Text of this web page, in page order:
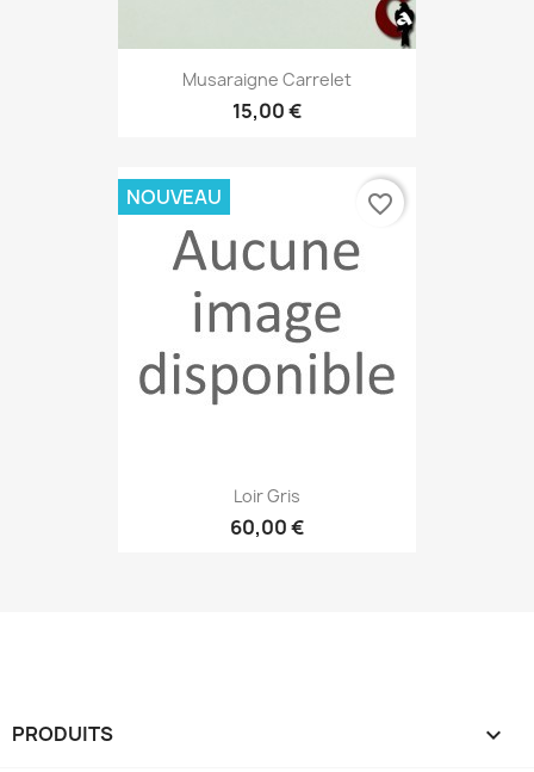
Musaraigne Carrelet
15,00 €
Loir Gris
60,00 €
NOUVEAU favorite_border
PRODUITS 